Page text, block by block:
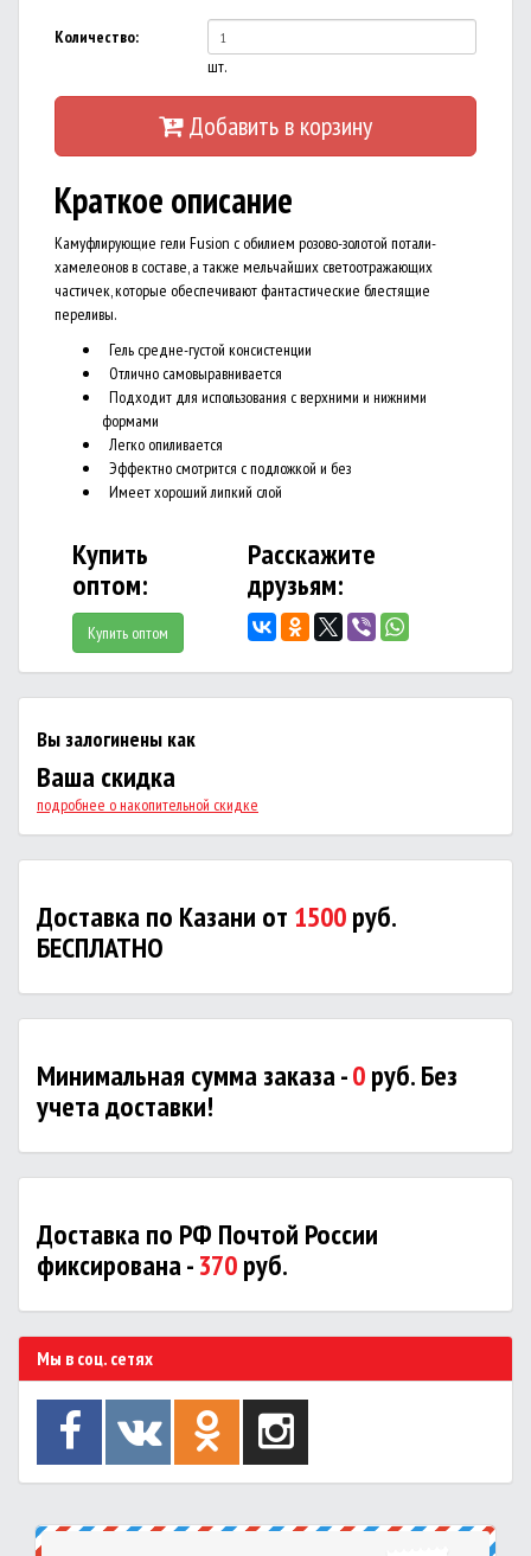
Количество:
шт.
Добавить в корзину
Краткое описание
Камуфлирующие гели Fusion с обилием розово-золотой потали-
хамелеонов в составе, а также мельчайших светоотражающих
частичек, которые обеспечивают фантастические блестящие
переливы.
Гель средне-густой консистенции
Отлично самовыравнивается
Подходит для использования с верхними и нижними
формами
Легко опиливается
Эффектно смотрится с подложкой и без
Имеет хороший липкий слой
Купить
оптом:
Купить оптом
Расскажите
друзьям:
Вы залогинены как
Ваша скидка
подробнее о накопительной скидке
Доставка по Казани от 1500руб.
БЕСПЛАТНО
Минимальная сумма заказа -0руб. Без
учета доставки!
Доставка по РФ Почтой России
фиксирована -370руб.
Мы в соц. сетях